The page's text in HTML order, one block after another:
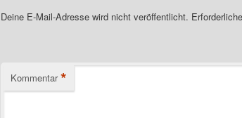
Deine E-Mail-Adresse wird nicht veröffentlicht.
Kommentar *